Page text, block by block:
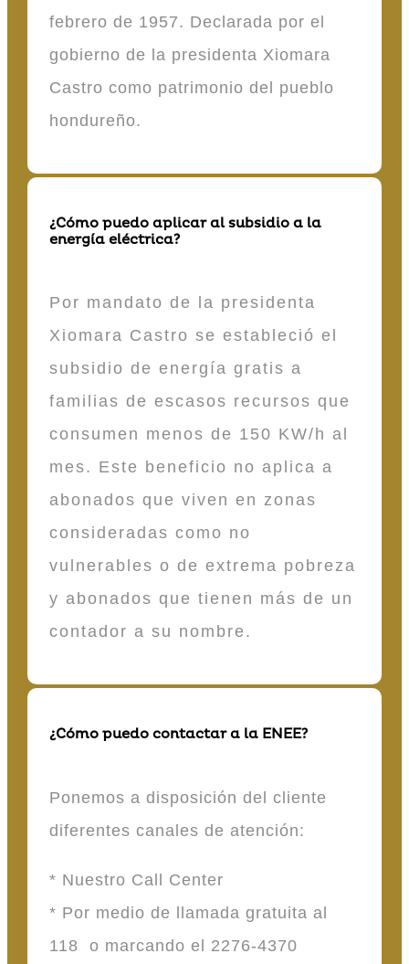
febrero de 1957. Declarada por el
gobierno de la presidenta Xiomara
Castro como patrimonio del pueblo
hondureño.
¿Cómo puedo aplicar al subsidio a la
energía eléctrica?
Por mandato de la presidenta
Xiomara Castro se estableció el
subsidio de energía gratis a
familias de escasos recursos que
consumen menos de 150 KW/h al
mes. Este beneficio no aplica a
abonados que viven en zonas
consideradas como no
vulnerables o de extrema pobreza
y abonados que tienen más de un
contador a su nombre.
¿Cómo puedo contactar a la ENEE?
Ponemos a disposición del cliente
diferentes canales de atención:
* Nuestro Call Center
* Por medio de llamada gratuita al
118 o marcando el 2276-4370